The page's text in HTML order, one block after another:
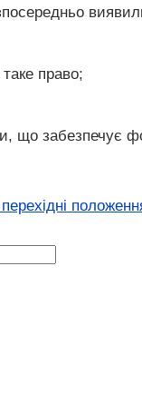
право;
що забезпечує